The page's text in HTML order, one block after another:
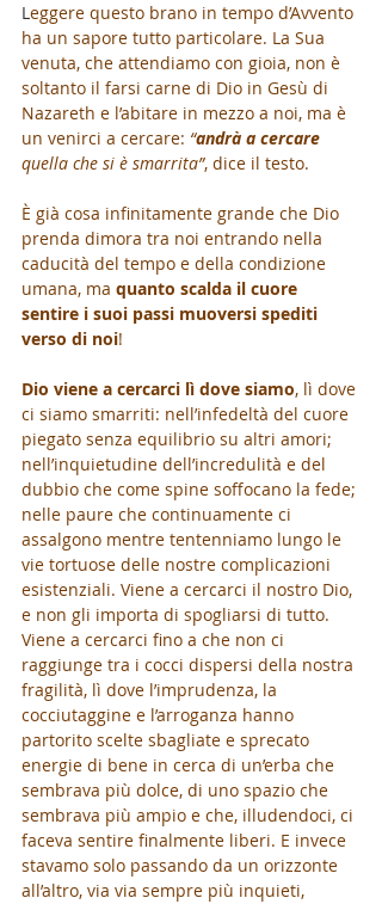
Leggere questo brano in tempo d’Avvento
ha un sapore tutto particolare. La Sua
venuta, che attendiamo con gioia, non è
soltanto il farsi carne di Dio in Gesù di
Nazareth e l’abitare in mezzo a noi, ma è
un venirci a cercare: “andrà a cercare
quella che si è smarrita”, dice il testo.
È già cosa infinitamente grande che Dio
prenda dimora tra noi entrando nella
caducità del tempo e della condizione
umana, ma quanto scalda il cuore
sentire i suoi passi muoversi spediti
verso di noi!
Dio viene a cercarci lì dove siamo, lì dove
ci siamo smarriti: nell’infedeltà del cuore
piegato senza equilibrio su altri amori;
nell’inquietudine dell’incredulità e del
dubbio che come spine soffocano la fede;
nelle paure che continuamente ci
assalgono mentre tentenniamo lungo le
vie tortuose delle nostre complicazioni
esistenziali. Viene a cercarci il nostro Dio,
e non gli importa di spogliarsi di tutto.
Viene a cercarci fino a che non ci
raggiunge tra i cocci dispersi della nostra
fragilità, lì dove l’imprudenza, la
cocciutaggine e l’arroganza hanno
partorito scelte sbagliate e sprecato
energie di bene in cerca di un’erba che
sembrava più dolce, di uno spazio che
sembrava più ampio e che, illudendoci, ci
faceva sentire finalmente liberi. E invece
stavamo solo passando da un orizzonte
all’altro, via via sempre più inquieti,